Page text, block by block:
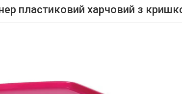
пластиковий харчовий з